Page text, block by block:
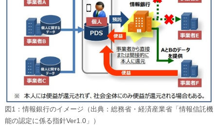
図1：情報銀行のイメージ（出典：総務省・経済産業省「情報信託機
能の認定に係る指針Ver1.0」）